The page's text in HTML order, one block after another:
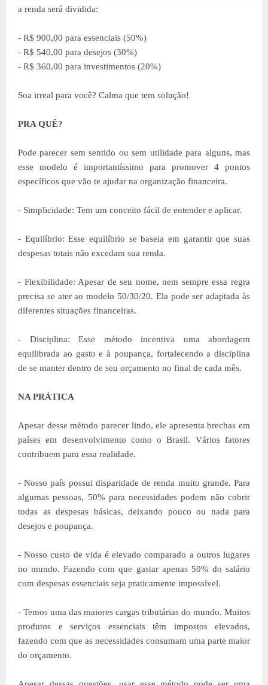
a renda será dividida:
- R$ 900,00 para essenciais (50%)
- R$ 540,00 para desejos (30%)
- R$ 360,00 para investimentos (20%)
Soa irreal para você? Calma que tem solução!
PRA QUÊ?
Pode parecer sem sentido ou sem utilidade para alguns, mas
esse modelo é importantíssimo para promover 4 pontos
específicos que vão te ajudar na organização financeira.
- Simplicidade: Tem um conceito fácil de entender e aplicar.
- Equilíbrio: Esse equilíbrio se baseia em garantir que suas
despesas totais não excedam sua renda.
- Flexibilidade: Apesar de seu nome, nem sempre essa regra
precisa se ater ao modelo 50/30/20. Ela pode ser adaptada às
diferentes situações financeiras.
- Disciplina: Esse método incentiva uma abordagem
equilibrada ao gasto e à poupança, fortalecendo a disciplina
de se manter dentro de seu orçamento no final de cada mês.
NA PRÁTICA
Apesar desse método parecer lindo, ele apresenta brechas em
países em desenvolvimento como o Brasil. Vários fatores
contribuem para essa realidade.
- Nosso país possui disparidade de renda muito grande. Para
algumas pessoas, 50% para necessidades podem não cobrir
todas as despesas básicas, deixando pouco ou nada para
desejos e poupança.
- Nosso custo de vida é elevado comparado a outros lugares
no mundo. Fazendo com que gastar apenas 50% do salário
com despesas essenciais seja praticamente impossível.
- Temos uma das maiores cargas tributárias do mundo. Muitos
produtos e serviços essenciais têm impostos elevados,
fazendo com que as necessidades consumam uma parte maior
do orçamento.